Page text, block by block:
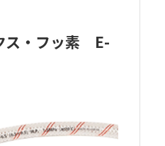
ス・フッ素 E-